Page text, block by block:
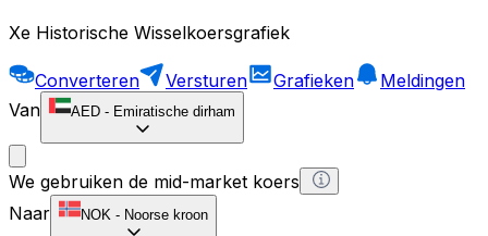
Xe Historische Wisselkoersgrafiek
Converteren Versturen Grafieken
Meldingen
Van
AED - Emiratische dirham
We gebruiken de mid-market koers
Naar
NOK - Noorse kroon